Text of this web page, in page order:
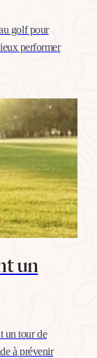
golf pour
performer
un
un tour de
à prévenir